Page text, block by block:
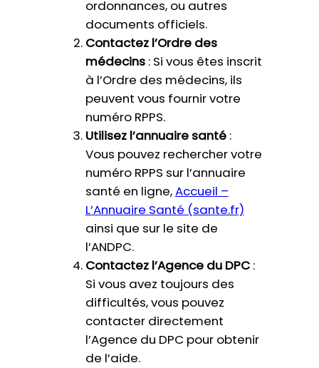
ordonnances, ou autres
documents officiels.
Contactez l’Ordre des
médecins: Si vous êtes inscrit
à l’Ordre des médecins, ils
peuvent vous fournir votre
numéro RPPS.
Utilisez l’annuaire santé:
Vous pouvez rechercher votre
numéro RPPS sur l’annuaire
santé en ligne,Accueil –
L’Annuaire Santé (sante.fr)
ainsi que sur le site de
l’ANDPC.
Contactez l’Agence du DPC:
Si vous avez toujours des
difficultés, vous pouvez
contacter directement
l’Agence du DPC pour obtenir
de l’aide.